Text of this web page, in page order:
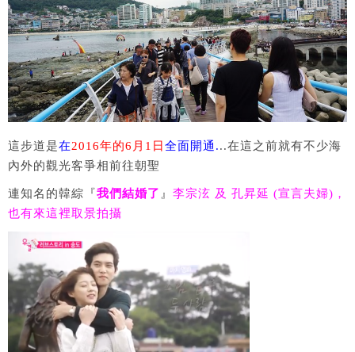
這步道是在2016年的6月1日全面開通...在這之前就有不少海
內外的觀光客爭相前往朝聖
連知名的韓綜『我們結婚了 』 李宗泫 及 孔昇延 (宣言夫婦)，
也有來這裡取景拍攝